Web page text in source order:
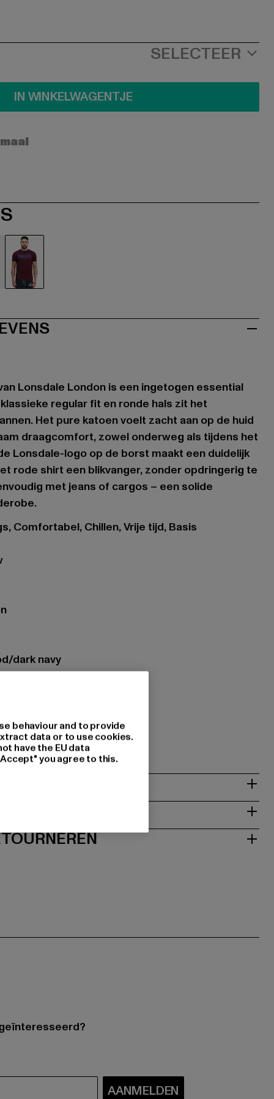
SELECTEER
IN WINKELWAGENTJE
Lonsdale London is een ingetogen essential
regular fit en ronde hals zit het
Het pure katoen voelt zacht aan op de huid
draagcomfort, zowel onderweg als tijdens het
Lonsdale-logo op de borst maakt een duidelijk
rode shirt een blikvanger, zonder opdringerig te
met jeans of cargos – een solide
Comfortabel, Chillen, Vrije tijd, Basis
dark navy
100% Katoen
|info@punch-gmbh.de
Neuss | DE
AANMELDEN
behaviour and to provide
data or to use cookies.
have the EU data
you agree to this.